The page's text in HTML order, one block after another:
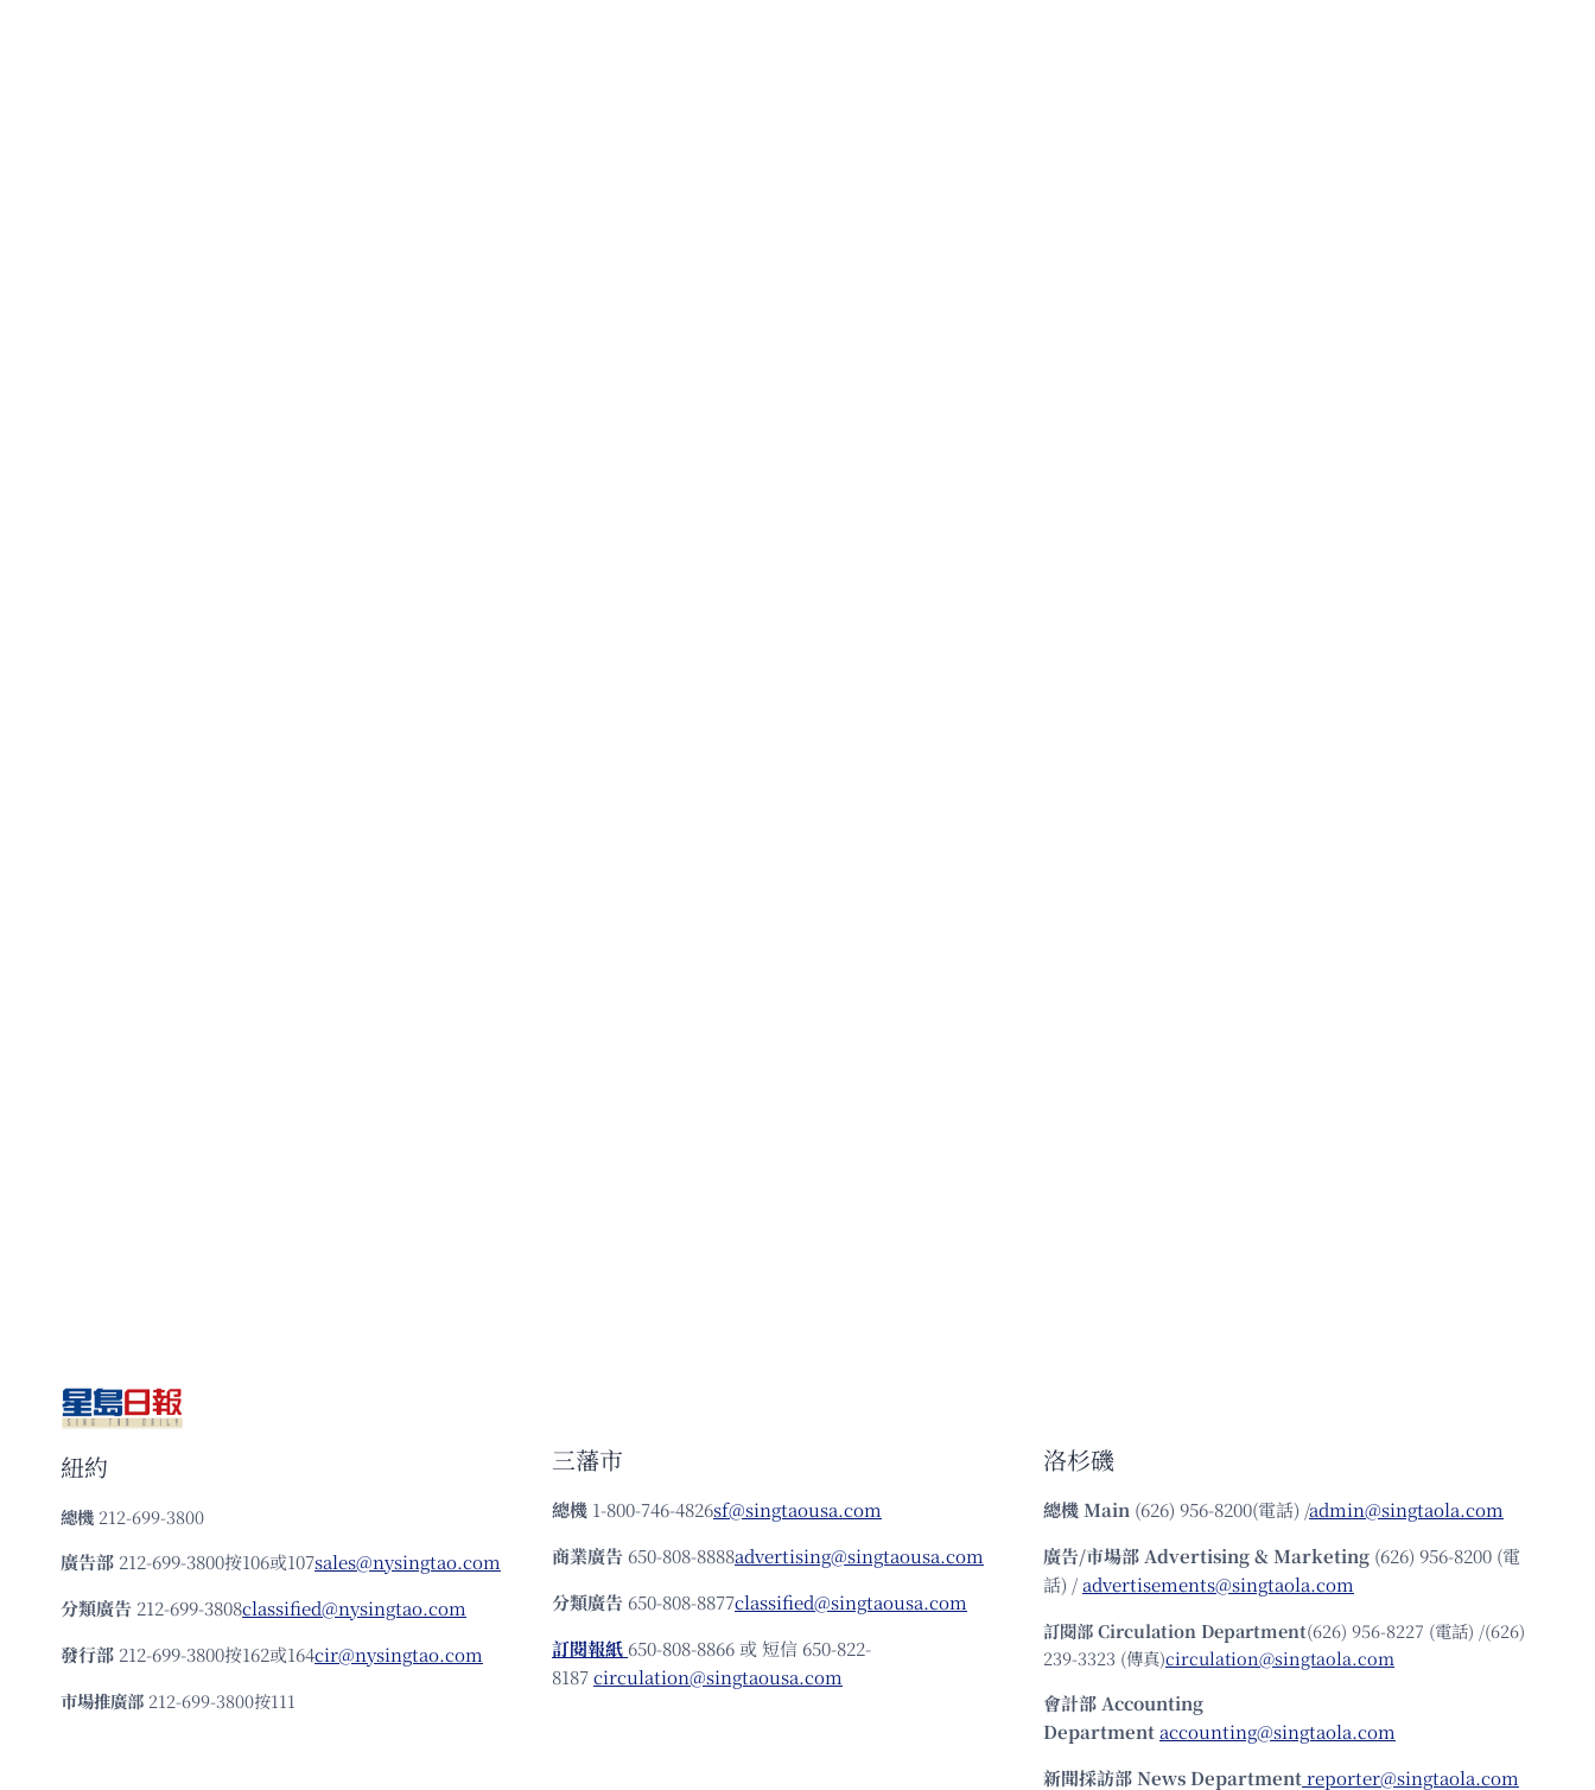
紐約
總機 212-699-3800
廣告部 212-699-3800按106或107sales@nysingtao.com
分類廣告 212-699-3808classified@nysingtao.com
發⾏部 212-699-3800按162或164cir@nysingtao.com
市場推廣部 212-699-3800按111
三藩市
總機 1-800-746-4826sf@singtaousa.com
商業廣告 650-808-8888advertising@singtaousa.com
分類廣告 650-808-8877classified@singtaousa.com
訂閱報紙 650-808-8866 或 短信 650-822-
8187circulation@singtaousa.com
洛杉磯
總機Main (626) 956-8200(電話) /admin@singtaola.com
廣告/市場部Advertising & Marketing (626) 956-8200 (電
話) /advertisements@singtaola.com
訂閱部 Circulation Department(626) 956-8227 (電話) /(626)
239-3323 (傳真)circulation@singtaola.com
會計部 Accounting
Departmentaccounting@singtaola.com
新聞採訪部 News Departmentreporter@singtaola.com